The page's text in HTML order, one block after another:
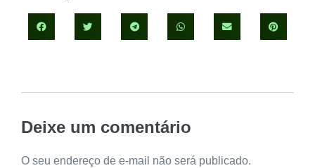
Deixe um comentário
O seu endereço de e-mail não será publicado.